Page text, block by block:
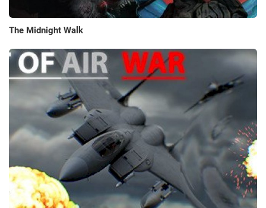
The Midnight Walk